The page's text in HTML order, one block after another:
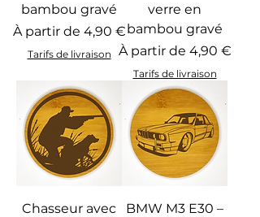
bambou gravé
À partir de 4,90 €
Prix promotionnel
Tarifs de livraison
verre en
bambou gravé
À partir de 4,90 €
Prix promotionnel
Tarifs de livraison
Chasseur avec
BMW M3 E30 –